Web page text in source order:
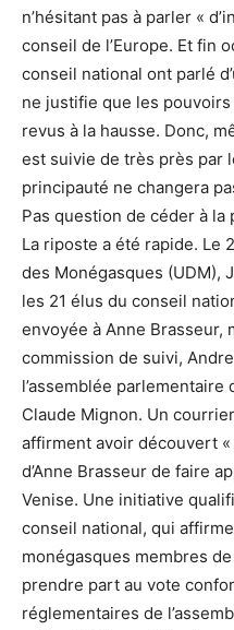
n’hésitant pas à parler «
conseil de l’Europe. Et fin
conseil national ont parlé
ne justifie que les
revus à la hausse. Donc,
est suivie de très près par
principauté ne changera
Pas question de céder à la
La riposte a été rapide. Le
des Monégasques (UDM),
les 21 élus du conseil
envoyée à Anne Brasseur,
commission de suivi,
l’assemblée parlementaire
Claude Mignon. Un
affirment avoir découvert
d’Anne Brasseur de faire
Venise. Une initiative
conseil national, qui
monégasques membres
prendre part au vote
réglementaires de